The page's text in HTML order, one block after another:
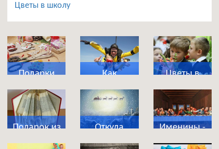
Цветы в школу
Подарки
сделанные
своими
руками
Как
оригинально
поздравить
близкого
человека с
праздником
Цветы в
школу
Подарок из
магазина
Откуда
появились
Именины -
что это за